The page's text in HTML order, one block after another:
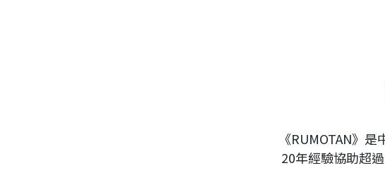
《RUMOTAN》
20年經驗協助超